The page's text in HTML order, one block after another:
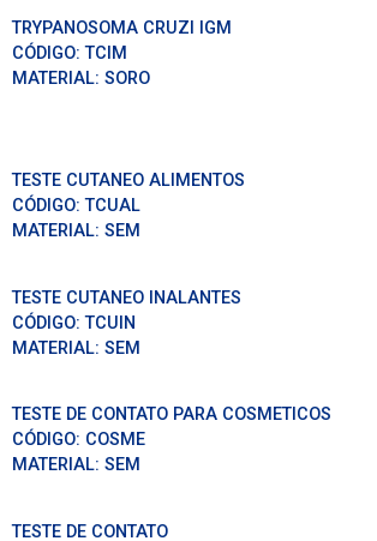
TRYPANOSOMA CRUZI IGM
CÓDIGO:TCIM
MATERIAL: SORO
TESTE CUTANEO ALIMENTOS
CÓDIGO:TCUAL
MATERIAL: SEM
TESTE CUTANEO INALANTES
CÓDIGO:TCUIN
MATERIAL: SEM
TESTE DE CONTATO PARA COSMETICOS
CÓDIGO: COSME
MATERIAL: SEM
TESTE DE CONTATO